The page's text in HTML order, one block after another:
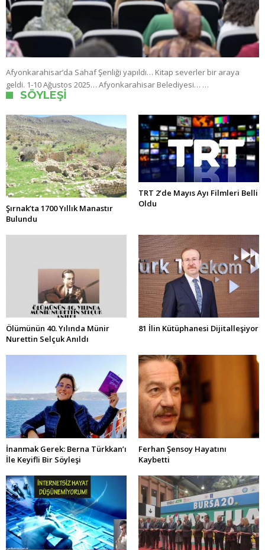
Afyonkarahisar’da Sahaf Şenliği yapıldı… Kitap severler bir araya
geldi. 1-10 Ağustos 2025… Afyonkarahisar Belediyesi… …
SÖYLEŞI
Şırnak’ta 1700 Yıllık Manastır
Bulundu
TRT 2’de Mayıs Ayı Filmleri Belli
Oldu
Ölümünün 40. Yılında Münir
Nurettin Selçuk Anıldı
81 İlin Kütüphanesi Dijitalleşiyor
İnanmak Gerek: Berna Türkkan’ı
İle Keyifli Bir Söyleşi
Ferhan Şensoy Hayatını
Kaybetti